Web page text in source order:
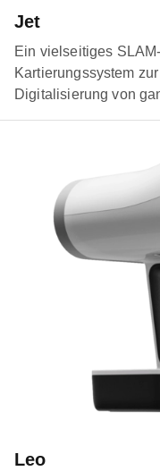
Jet
Ein vielseitiges
Kartierungssystem
Digitalisierung von
Leo